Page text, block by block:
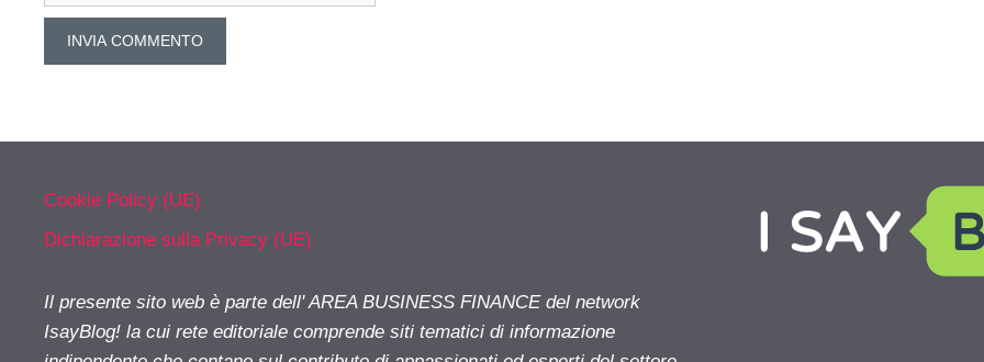
Cookie Policy (UE)
Dichiarazione sulla Privacy (UE)
Il presente sito web è parte dell' AREA BUSINESS FINANCE del network
IsayBlog! la cui rete editoriale comprende siti tematici di informazione